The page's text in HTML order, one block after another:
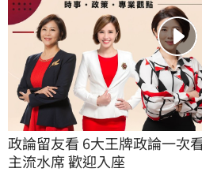
政論留友看 6大王牌政論一次
主流水席 歡迎入座